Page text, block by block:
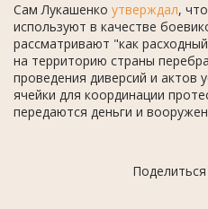
Сам Лукашенко утверждал,
используют в качестве
рассматривают "как
на территорию страны
проведения диверсий и актов
ячейки для координации
передаются деньги и
Поделиться